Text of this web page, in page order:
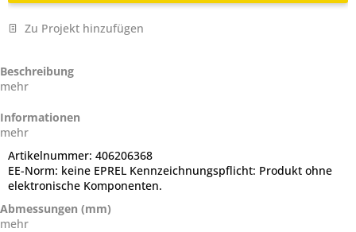
Zu Projekt hinzufügen
Beschreibung
mehr
Informationen
mehr
Artikelnummer: 406206368
EE-Norm: keine EPREL Kennzeichnungspflicht: Produkt ohne
elektronische Komponenten.
Abmessungen (mm)
mehr